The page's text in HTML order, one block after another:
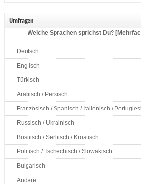
Umfragen
Welche Sprachen sprichst Du?
Deutsch
Englisch
Türkisch
Arabisch / Persisch
Französisch / Spanisch / Italienisch /
Russisch / Ukrainisch
Bosnisch / Serbisch / Kroatisch
Polnisch / Tschechisch / Slowakisch
Bulgarisch
Andere